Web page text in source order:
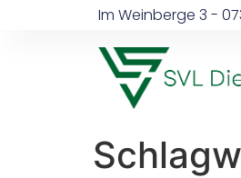
Im Weinberge 3 -